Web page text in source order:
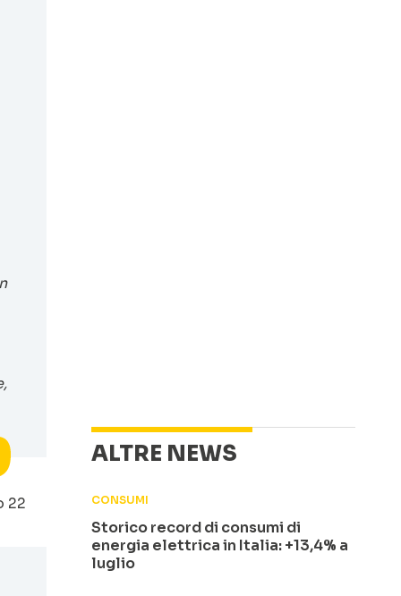
22
ALTRE NEWS
CONSUMI
Storico record di consumi di
energia elettrica in Italia: +13,4% a
luglio